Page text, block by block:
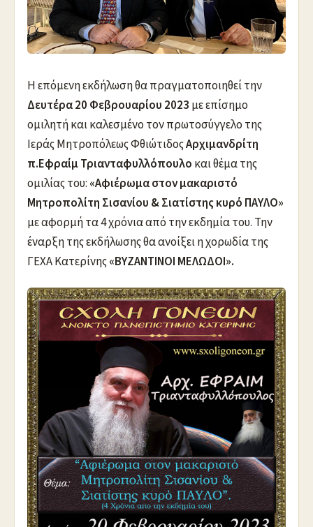
Η επόμενη εκδήλωση θα πραγματοποιηθεί την
Δευτέρα 20 Φεβρουαρίου 2023 με επίσημο
ομιλητή και καλεσμένο τον πρωτοσύγγελο της
Ιεράς Μητροπόλεως ΦθιώτιδοςΑρχιμανδρίτη
π.Εφραίμ Τριανταφυλλόπουλο και θέμα της
ομιλίας του: «Αφιέρωμα στον μακαριστό
Μητροπολίτη Σισανίου & Σιατίστης κυρό ΠΑΥΛΟ»
με αφορμή τα 4 χρόνια από την εκδημία του. Την
έναρξη της εκδήλωσης θα ανοίξει η χορωδία της
ΓΕΧΑ Κατερίνης«ΒΥΖΑΝΤΙΝΟΙ ΜΕΛΩΔΟΙ».